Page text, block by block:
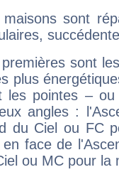
maisons sont
sont
plus
les pointes –
angles :
du Ciel ou FC
en face de
ou MC pour la